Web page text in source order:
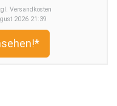
Versandkosten
2026 21:39